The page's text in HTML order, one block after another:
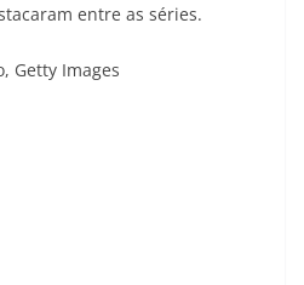
entre as séries.
Getty Images